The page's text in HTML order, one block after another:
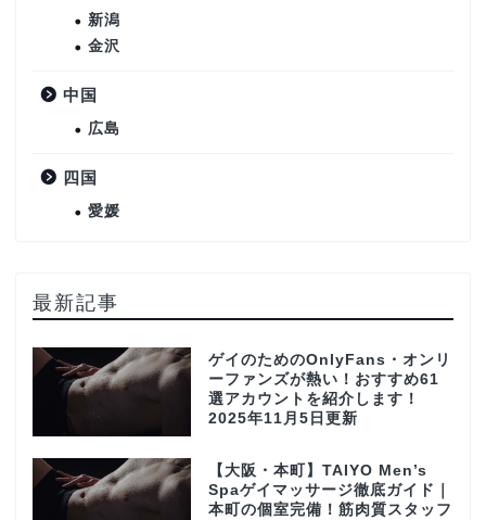
新潟
金沢
中国
広島
四国
愛媛
最新記事
ゲイのためのOnlyFans・オンリ
ーファンズが熱い！おすすめ61
選アカウントを紹介します！
2025年11月5日更新
【大阪・本町】TAIYO Men’s
Spaゲイマッサージ徹底ガイド｜
本町の個室完備！筋肉質スタッフ